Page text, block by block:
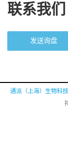
联系我们
发送询盘
通派（上海）生物科